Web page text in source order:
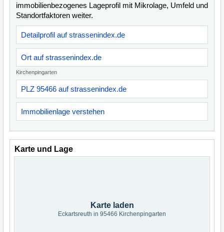
immobilienbezogenes Lageprofil mit Mikrolage, Umfeld und
Standortfaktoren weiter.
Detailprofil auf strassenindex.de
Ort auf strassenindex.de
Kirchenpingarten
PLZ 95466 auf strassenindex.de
Immobilienlage verstehen
Karte und Lage
Karte laden
Eckartsreuth in 95466 Kirchenpingarten